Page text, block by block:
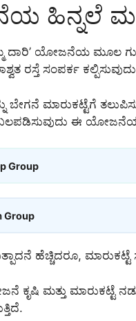
ಹಿನ್ನಲೆ
ದಾರಿ’ ಯೋಜನೆಯ ಮೂಲ
ರಸ್ತೆ ಸಂಪರ್ಕ
ಬೇಗನೆ ಮಾರುಕಟ್ಟೆಗೆ
ಈ
Group
Group
ಉತ್ಪಾದನೆ ಹೆಚ್ಚಿದರೂ,
ಕೃಷಿ ಮತ್ತು ಮಾರುಕಟ್ಟೆ